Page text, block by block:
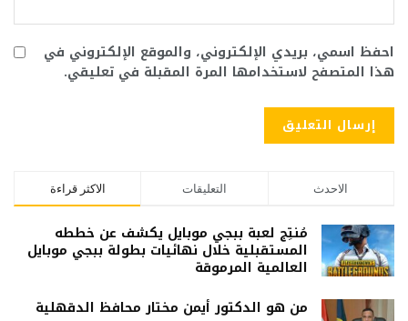
احفظ اسمي، بريدي الإلكتروني، والموقع الإلكتروني في
هذا المتصفح لاستخدامها المرة المقبلة في تعليقي.
الاكثر قراءة التعليقات الاحدث
مُنتِج لعبة ببجي موبايل يكشف عن خططه
المستقبلية خلال نهائيات بطولة ببجي موبايل
العالمية المرموقة
من هو الدكتور أيمن مختار محافظ الدقهلية